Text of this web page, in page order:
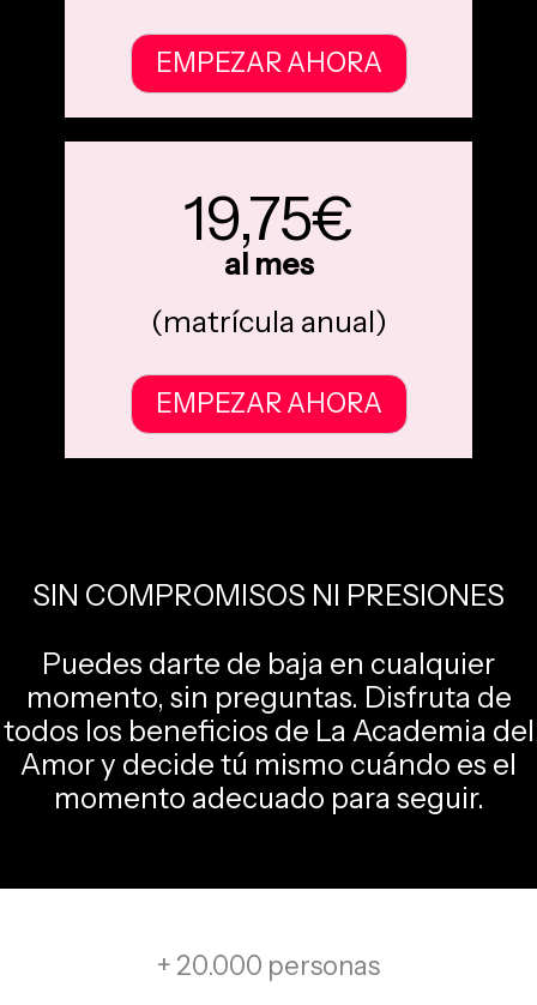
EMPEZAR AHORA
19,75€
al mes
(matrícula anual)
EMPEZAR AHORA
SIN COMPROMISOS NI PRESIONES
Puedes darte de baja en cualquier
momento, sin preguntas. Disfruta de
todos los beneficios de La Academia del
Amor y decide tú mismo cuándo es el
momento adecuado para seguir.
+ 20.000 personas